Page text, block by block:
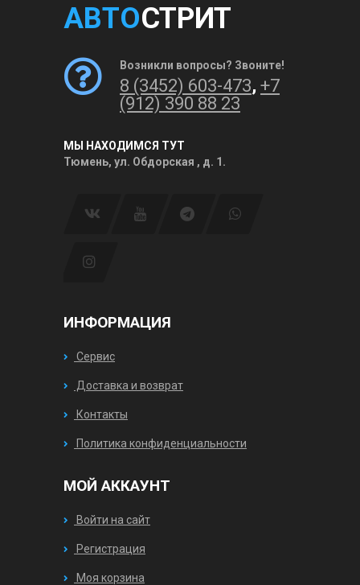
АВТОСТРИТ
Возникли вопросы? Звоните!
8 (3452) 603-473, +7
(912) 390 88 23
МЫ НАХОДИМСЯ ТУТ
Тюмень, ул. Обдорская , д. 1.
ИНФОРМАЦИЯ
Сервис
Доставка и возврат
Контакты
Политика конфиденциальности
МОЙ АККАУНТ
Войти на сайт
Регистрация
Моя корзина